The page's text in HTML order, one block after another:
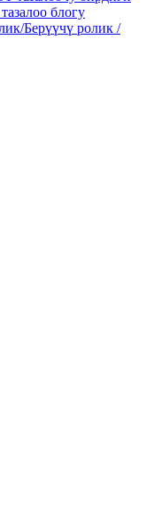
блогу
Берүүчү ролик /